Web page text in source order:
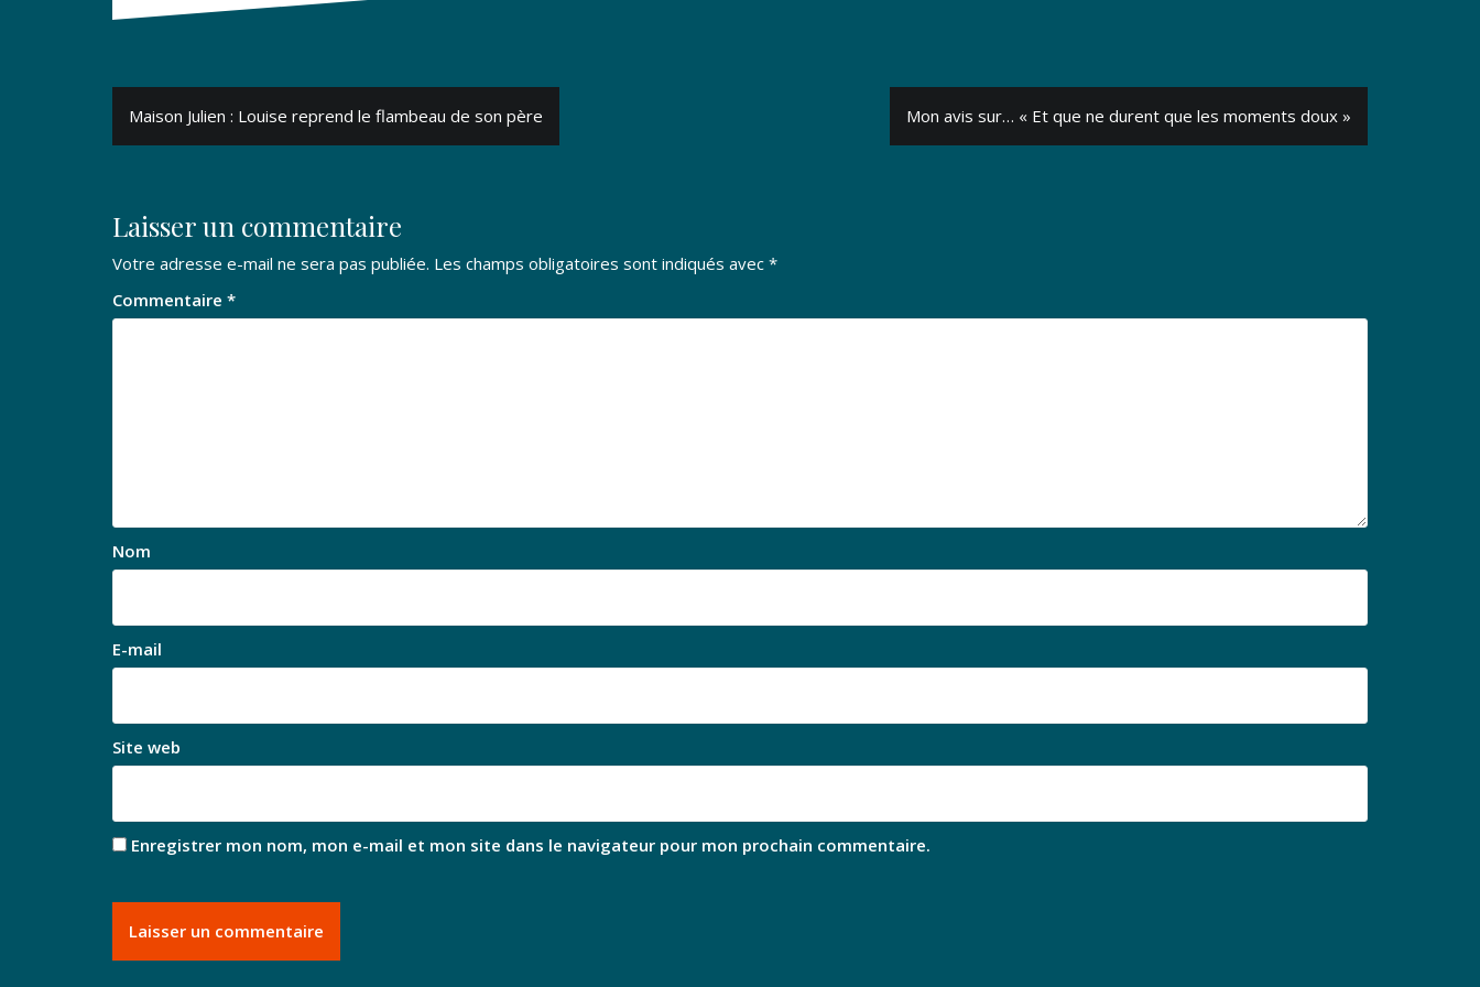
Navigation
de
Maison Julien : Louise reprend le flambeau de son père Mon avis sur… « Et que ne durent que les moments doux »
Laisser un commentaire
Votre adresse e-mail ne sera pas publiée. Les champs obligatoires sont indiqués avec *
Commentaire *
Nom
E-mail
Site web
Enregistrer mon nom, mon e-mail et mon site dans le navigateur pour mon prochain commentaire.